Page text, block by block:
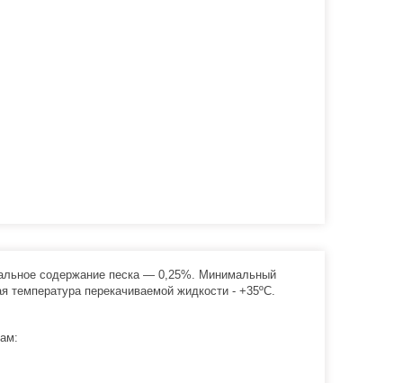
содержание песка — 0,25%. Минимальный
перекачиваемой жидкости - +35ºС.